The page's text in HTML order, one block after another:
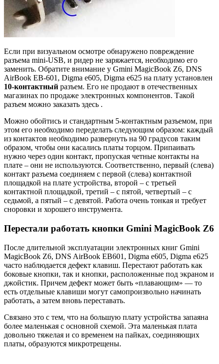
Если при визуальном осмотре обнаружено повреждение
разъема mini-USB, и ридер не заряжается, необходимо его
заменить. Обратите внимание у Gmini MagicBook Z6, DNS
AirBook EB-601, Digma e605, Digma e625 на плату установлен
10-контактный разъем. Его не продают в отечественных
магазинах по продаже электронных компонентов. Такой
разъем можно заказать здесь .
Можно обойтись и стандартным 5-контактным разъемом, при
этом его необходимо переделать следующим образом: каждый
из контактов необходимо развернуть на 90 градусов таким
образом, чтобы они касались платы торцом. Припаивать
нужно через один контакт, пропуская четные контакты на
плате – они не используются. Соответственно, первый (слева)
контакт разъема соединяем с первой (слева) контактной
площадкой на плате устройства, второй – с третьей
контактной площадкой, третий – с пятой, четвертый – с
седьмой, а пятый – с девятой. Работа очень тонкая и требует
сноровки и хорошего инструмента.
Перестали работать кнопки Gmini MagicBook Z6
После длительной эксплуатации электронных книг Gmini
MagicBook Z6, DNS AirBook EB601, Digma e605, Digma e625
часто наблюдается дефект клавиш. Перестают работать как
боковые кнопки, так и кнопки, расположенные под экраном и
джойстик. Причем дефект может быть «плавающим» — то
есть отдельные клавиши могут самопроизвольно начинать
работать, а затем вновь переставать.
Связано это с тем, что на большую плату устройства запаяна
более маленькая с основной схемой. Эта маленькая плата
довольно тяжелая и со временем на пайках, соединяющих
платы, образуются микротрещены.